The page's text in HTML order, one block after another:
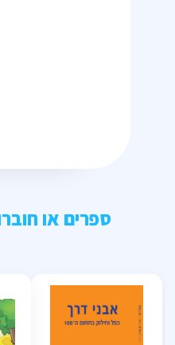
ספרים או